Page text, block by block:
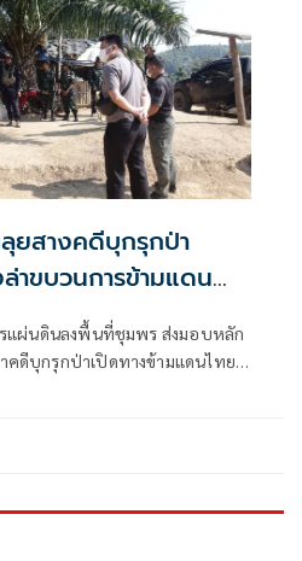
ยสางคดีบุกรุกป่า
าขบวนการข้ามแดน
แผ่นดินลงพื้นที่ชุมพร ส่งมอบหลัก
คดีบุกรุกป่าเปิดทางข้ามแดนไทย-